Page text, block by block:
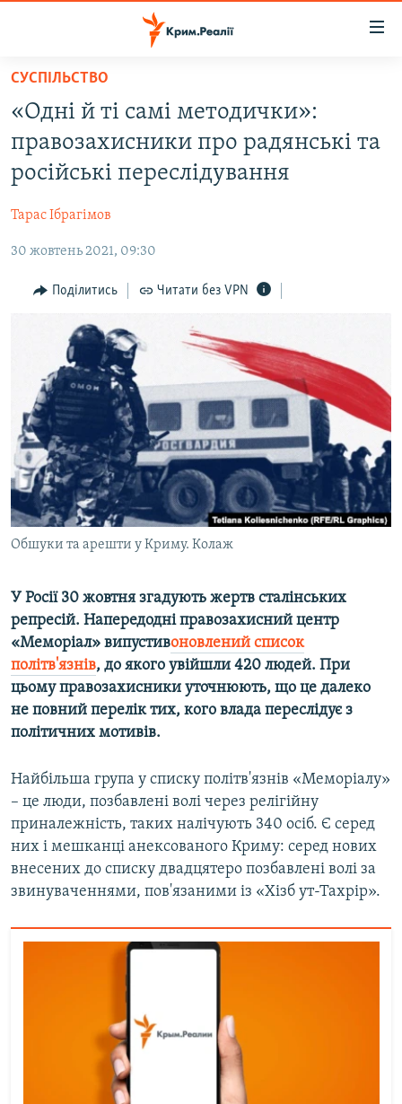
Перейти
основного
матеріалу
Перейти
до
основної
навігації
Перейти
пошуку
ВОДА.КРИМ
ВІДЕО ТА ФОТО
БЛОГИ
ПОГЛЯД
ІНТЕРВ'Ю
ВСЕ ЗА ДЕНЬ
СПЕЦПРОЕКТИ
ДЕПОРТАЦІЯ
ВІДЕОУРОКИ «ELIFBE»
СВІДЧЕННЯ ОКУПАЦІЇ
УКРАЇНСЬКА ПРОБЛЕМА КРИМУ
ІНФОГРАФІКА
ЯК ОБІЙТИ БЛОКУВАННЯ
Русский
Qırımtatar
ДОЛУЧАЙСЯ!
Усі сайти RFE/RL
СУСПІЛЬСТВО
«Одні й ті самі методички»:
правозахисники про радянські та
російські переслідування
Тарас Ібрагімов
30 жовтень 2021, 09:30
Поділитись Читати без VPN
Обшуки та арешти у Криму. Колаж
У Росії 30 жовтня згадують жертв сталінських
репресій. Напередодні правозахисний центр
«Меморіал» випустивоновлений список
політв'язнів, до якого увійшли 420 людей. При
цьому правозахисники уточнюють, що це далеко
не повний перелік тих, кого влада переслідує з
політичних мотивів.
Найбільша група у списку політв'язнів «Меморіалу»
– це люди, позбавлені волі через релігійну
приналежність, таких налічують 340 осіб. Є серед
них і мешканці анексованого Криму: серед нових
внесених до списку двадцятеро позбавлені волі за
звинуваченнями, пов'язаними із «Хізб ут-Тахрір».